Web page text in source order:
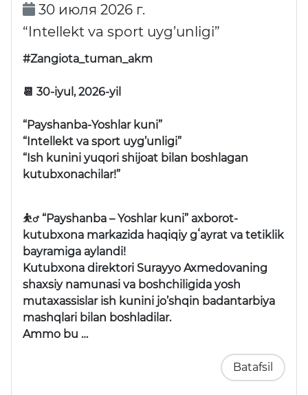
30 июля 2026 г.
“Intellekt va sport uyg’unligi”
#Zangiota_tuman_akm
📆 30-iyul, 2026-yil
“Payshanba-Yoshlar kuni”
“Intellekt va sport uyg’unligi”
“Ish kunini yuqori shijoat bilan boshlagan
kutubxonachilar!”
⛹️‍♂️ “Payshanba – Yoshlar kuni” axborot-
kutubxona markazida haqiqiy gʻayrat va tetiklik
bayramiga aylandi!
Kutubxona direktori Surayyo Axmedovaning
shaxsiy namunasi va boshchiligida yosh
mutaxassislar ish kunini jo’shqin badantarbiya
mashqlari bilan boshladilar.
Ammo bu …
Batafsil